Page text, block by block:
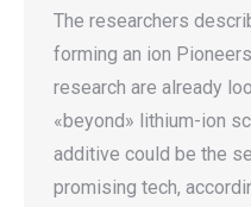
The researchers
forming an ion
research are already
«beyond» lithium-ion
additive could be the
promising tech,